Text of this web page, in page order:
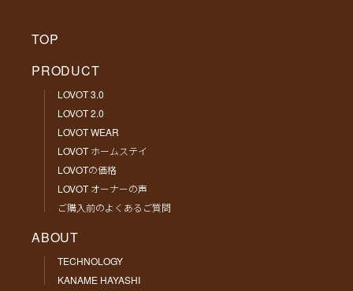
TOP
PRODUCT
LOVOT 3.0
LOVOT 2.0
LOVOT WEAR
LOVOT ホームステイ
LOVOTの価格
LOVOT オーナーの声
ご購入前のよくあるご質問
ABOUT
TECHNOLOGY
KANAME HAYASHI